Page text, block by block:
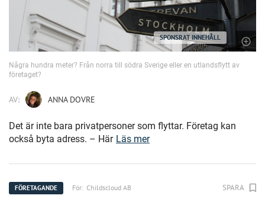
SPONSRAT INNEHÅLL
Några hundra meter? Från norra till södra Sverige eller en utlandsflytt av
företaget?
AV: ANNA DOVRE
Det är inte bara privatpersoner som flyttar. Företag kan
också byta adress. – Här Läs mer
FÖRETAGANDE För: Childscloud AB SPARA